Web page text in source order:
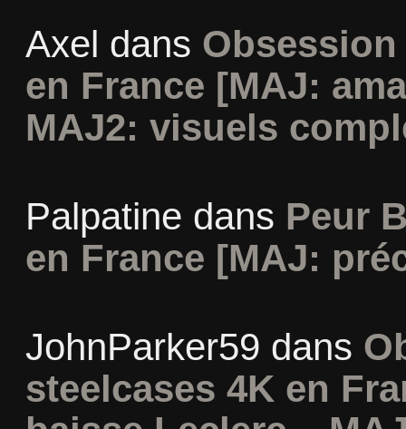
Axel dans
en France [MAJ:
MAJ2: visuels
Palpatine dans Peur
en France [MAJ:
JohnParker59 dans
steelcases 4K en